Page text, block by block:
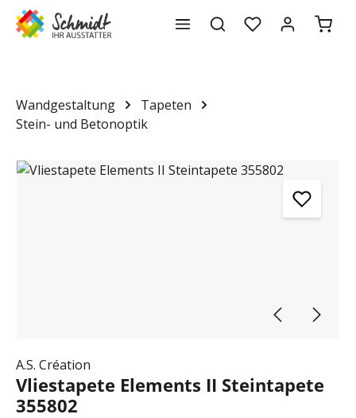
springen
Wandgestaltung
Tapeten
Stein- und Betonoptik
Bildergalerie überspringen
A.S. Création
Vliestapete Elements II Steintapete
355802